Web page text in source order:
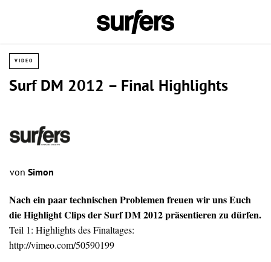
VIDEO
Surf DM 2012 – Final Highlights
von Simon
Nach ein paar technischen Problemen freuen wir uns Euch
die Highlight Clips der Surf DM 2012 präsentieren zu dürfen.
Teil 1: Highlights des Finaltages:
http://vimeo.com/50590199